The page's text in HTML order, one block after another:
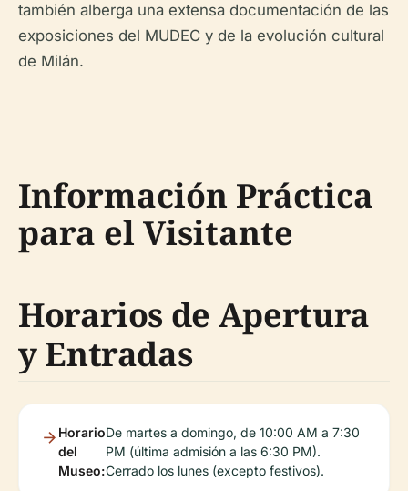
también alberga una extensa documentación de las
exposiciones del MUDEC y de la evolución cultural
de Milán.
Información Práctica
para el Visitante
Horarios de Apertura
y Entradas
Horario
del
Museo:
De martes a domingo, de 10:00 AM a 7:30
PM (última admisión a las 6:30 PM).
Cerrado los lunes (excepto festivos).